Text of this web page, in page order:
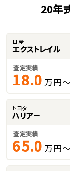
20年
日産
エクストレイル
査定実績
18.0 万円～
トヨタ
ハリアー
査定実績
65.0 万円～